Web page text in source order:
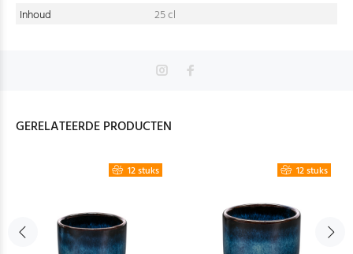
Inhoud
25 cl
GERELATEERDE PRODUCTEN
12 stuks 12 stuks